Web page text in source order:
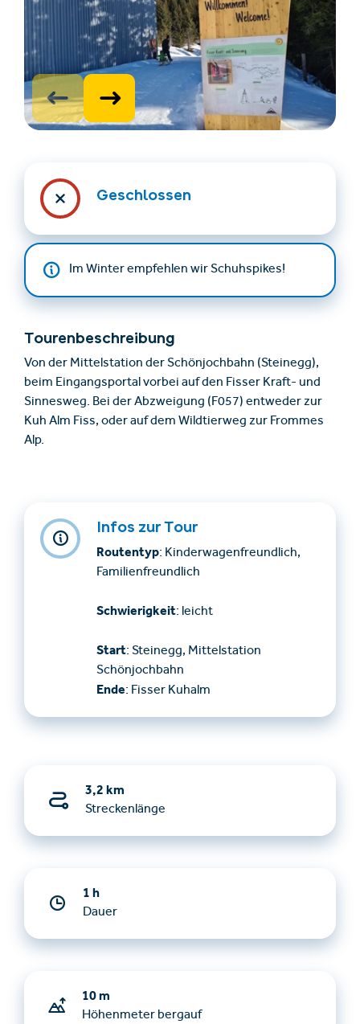
info@serfaus-fiss-ladis.at
Geschlossen
Im Winter empfehlen wir Schuhspikes!
Tourenbeschreibung
Von der Mittelstation der Schönjochbahn (Steinegg),
beim Eingangsportal vorbei auf den Fisser Kraft- und
Sinnesweg. Bei der Abzweigung (F057) entweder zur
Kuh Alm Fiss, oder auf dem Wildtierweg zur Frommes
Alp.
Infos zur Tour
Routentyp: Kinderwagenfreundlich,
Familienfreundlich
Schwierigkeit: leicht
Start: Steinegg, Mittelstation
Schönjochbahn
Ende: Fisser Kuhalm
3,2 km
Streckenlänge
1 h
Dauer
10 m
Höhenmeter bergauf